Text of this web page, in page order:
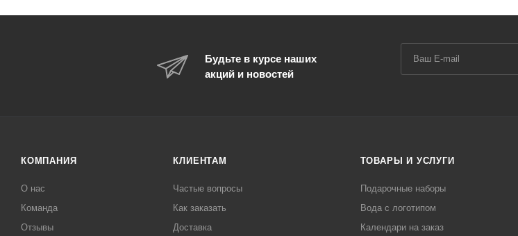
Будьте в курсе наших
акций и новостей
КОМПАНИЯ
О нас
Команда
Отзывы
КЛИЕНТАМ
Частые вопросы
Как заказать
Доставка
ТОВАРЫ И УСЛУГИ
Подарочные наборы
Вода с логотипом
Календари на заказ